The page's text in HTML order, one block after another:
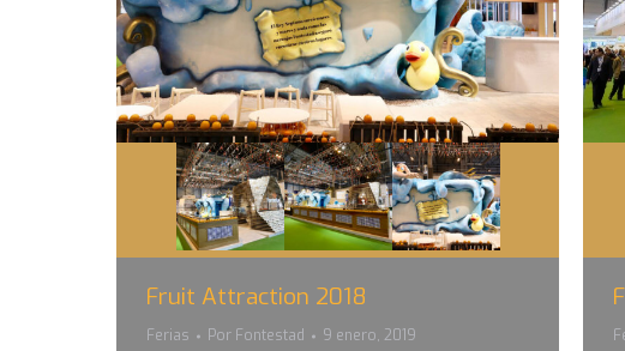
Fruit Attraction 2018
Ferias Por Fontestad 9 enero, 2019